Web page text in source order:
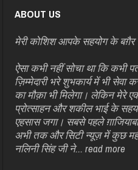
ABOUT US
मेरी कोशिश आपके सहयोग के
ऐसा कभी नहीं सोचा था कि कभी
ज़िम्मेदारी भरे शुभकार्य में भी
का मौक़ा भी मिलेगा। लेकिन मेरे
प्रोत्साहन और शकील भाई के
एहसास जगा। सबसे पहले
अभी तक और सिटी न्यूज़ में कुछ
नलिनी सिंह जी ने...read more